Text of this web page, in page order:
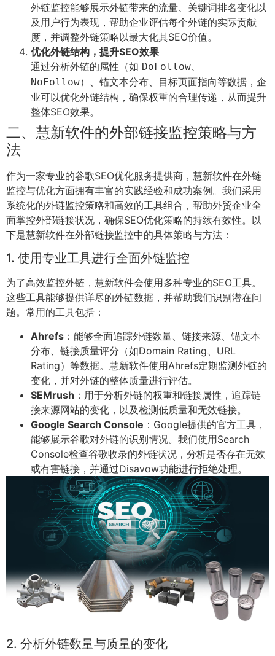
外链监控能够展示外链带来的流量、关键词排名变化以
及用户行为表现，帮助企业评估每个外链的实际贡献
度，并调整外链策略以最大化其SEO价值。
优化外链结构，提升SEO效果
通过分析外链的属性（如 DoFollow
NoFollow）、锚文本分布、目标页面指向等数据，企
业可以优化外链结构，确保权重的合理传递，从而提升
整体SEO效果。
二、慧新软件的外部链接监控策略与方
法
作为一家专业的谷歌SEO优化服务提供商，慧新软件在外链
监控与优化方面拥有丰富的实践经验和成功案例。我们采用
系统化的外链监控策略和高效的工具组合，帮助外贸企业全
面掌控外部链接状况，确保SEO优化策略的持续有效性。以
下是慧新软件在外部链接监控中的具体策略与方法：
1. 使用专业工具进行全面外链监控
为了高效监控外链，慧新软件会使用多种专业的SEO工具。
这些工具能够提供详尽的外链数据，并帮助我们识别潜在问
题。常用的工具包括：
Ahrefs ：能够全面追踪外链数量、链接来源、锚文本
分布、链接质量评分（如Domain Rating、URL
Rating）等数据。慧新软件使用Ahrefs定期监测外链的
变化，并对外链的整体质量进行评估。
SEMrush ：用于分析外链的权重和链接属性，追踪链
接来源网站的变化，以及检测低质量和无效链接。
Google Search Console ：Google提供的官方工具，
能够展示谷歌对外链的识别情况。我们使用Search
Console检查谷歌收录的外链状况，分析是否存在无效
或有害链接，并通过Disavow功能进行拒绝处理。
2. 分析外链数量与质量的变化